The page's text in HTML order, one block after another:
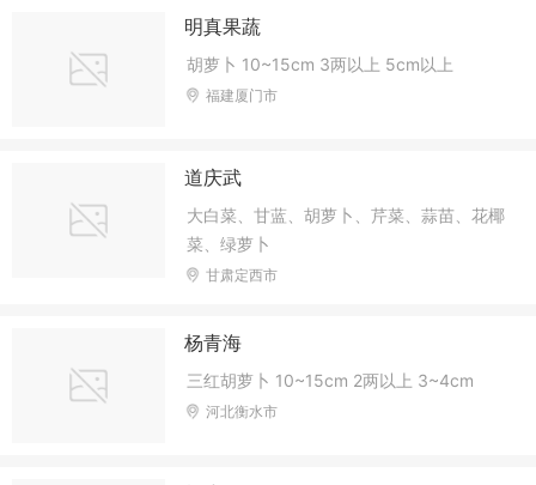
明真果蔬
胡萝卜 10~15cm 3两以上 5cm以上
福建厦门市
道庆武
大白菜、甘蓝、胡萝卜、芹菜、蒜苗、花椰
菜、绿萝卜
甘肃定西市
杨青海
三红胡萝卜 10~15cm 2两以上 3~4cm
河北衡水市